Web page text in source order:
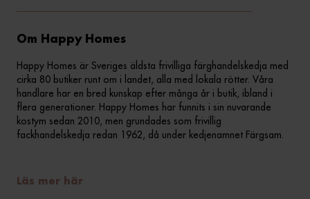
Om Happy Homes
Happy Homes är Sveriges äldsta frivilliga färghandelskedja med
cirka 80 butiker runt om i landet, alla med lokala rötter. Våra
handlare har en bred kunskap efter många år i butik, ibland i
flera generationer. Happy Homes har funnits i sin nuvarande
kostym sedan 2010, men grundades som frivillig
fackhandelskedja redan 1962, då under kedjenamnet Färgsam.
Läs mer här